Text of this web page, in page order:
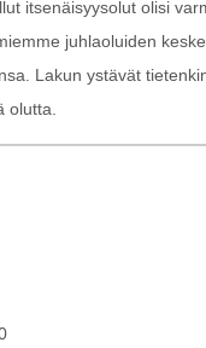
itsenäisyysolut olisi
juhlaoluiden
Lakun ystävät
olutta.